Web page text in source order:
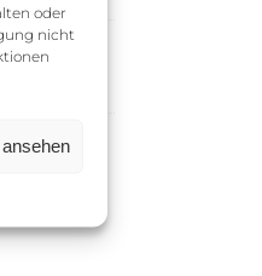
oder
nicht